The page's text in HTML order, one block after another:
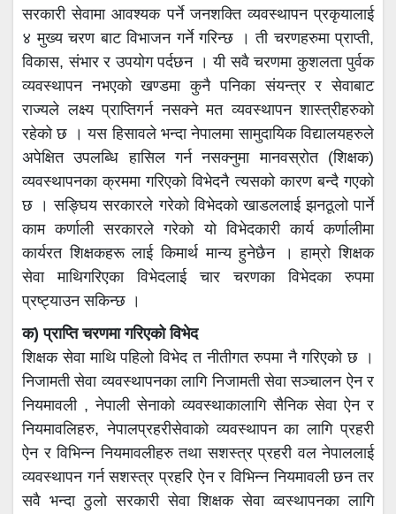
सरकारी सेवामा आवश्यक पर्ने जनशक्ति व्यवस्थापन प्रकृयालाई
४ मुख्य चरण बाट विभाजन गर्ने गरिन्छ । ती चरणहरुमा प्राप्ती,
विकास, संभार र उपयोग पर्दछन । यी सवै चरणमा कुशलता पुर्वक
व्यवस्थापन नभएको खण्डमा कुनै पनिका संयन्त्र र सेवाबाट
राज्यले लक्ष्य प्राप्तिगर्न नसक्ने मत व्यवस्थापन शास्त्रीहरुको
रहेको छ । यस हिसावले भन्दा नेपालमा सामुदायिक विद्यालयहरुले
अपेक्षित उपलब्धि हासिल गर्न नसक्नुमा मानवस्रोत (शिक्षक)
व्यवस्थापनका क्रममा गरिएको विभेदनै त्यसको कारण बन्दै गएको
छ । सङ्घिय सरकारले गरेको विभेदको खाडललाई झनठूलो पार्ने
काम कर्णाली सरकारले गरेको यो विभेदकारी कार्य कर्णालीमा
कार्यरत शिक्षकहरू लाई किमार्थ मान्य हुनेछैन । हाम्रो शिक्षक
सेवा माथिगरिएका विभेदलाई चार चरणका विभेदका रुपमा
प्रष्ट्याउन सकिन्छ ।
क) प्राप्ति चरणमा गरिएको विभेद
शिक्षक सेवा माथि पहिलो विभेद त नीतीगत रुपमा नै गरिएको छ ।
निजामती सेवा व्यवस्थापनका लागि निजामती सेवा सञ्चालन ऐन र
नियमावली , नेपाली सेनाको व्यवस्थाकालागि सैनिक सेवा ऐन र
नियमावलिहरु, नेपालप्रहरीसेवाको व्यवस्थापन का लागि प्रहरी
ऐन र विभिन्न नियमावलीहरु तथा सशस्त्र प्रहरी वल नेपाललाई
व्यवस्थापन गर्न सशस्त्र प्रहरि ऐन र विभिन्न नियमावली छन तर
सवै भन्दा ठुलो सरकारी सेवा शिक्षक सेवा व्वस्थापनका लागि